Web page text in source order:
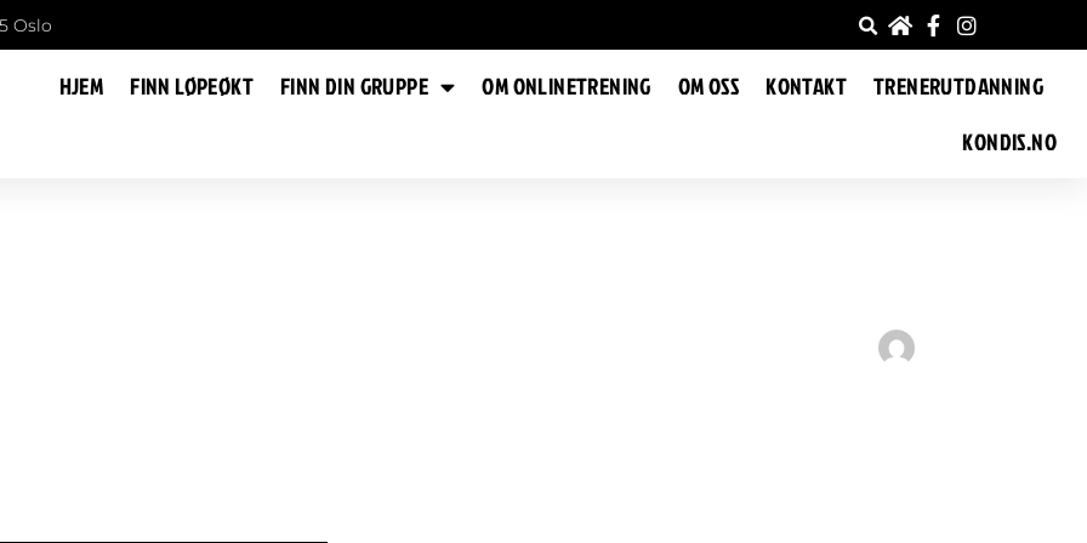
Oslo
HJEM FINN LØPEØKT FINN DIN GRUPPE OM ONLINETRENING OM OSS KONTAKT
TRENERUTDANNING
KONDIS.NO